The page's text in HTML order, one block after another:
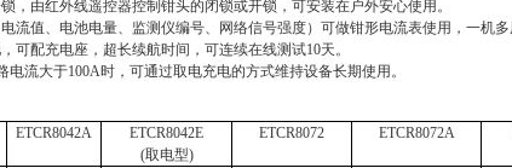
，由红外线遥控器控制钳头的闭锁或开锁， 可安装在户外安心使用 。
电流值、电池电量、监测仪编号、网络信号强度） 可做钳形电流表使用 ， 一机多
可配充电座，超长续航时间，可连续在线测试10天。
电流大于100A时，可通过取电充电的方式维持设备长期使用。
ETCR8042A ETCR8042E
(取电型)
ETCR8072 ETCR8072A